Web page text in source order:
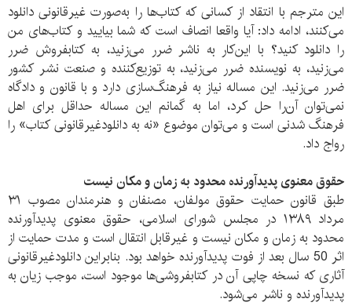
این مترجم با انتقاد از کسانی که کتاب‌ها را به‌صورت غیرقانونی دانلود
می‌کنند، ادامه داد: آیا واقعا انصاف است که شما بیایید و کتاب‌های من
را دانلود کنید؟ با این‌کار به ناشر ضرر می‌زنید، به کتابفروش ضرر
می‌زنید، به نویسنده ضرر می‌زنید، به توزیع‌کننده و صنعت نشر کشور
ضرر می‌زنید. این مساله نیاز به فرهنگ‌سازی دارد و با قانون و دادگاه
نمی‌توان آن‌را حل کرد، اما به گمانم این مساله حداقل برای اهل
فرهنگ شدنی است و می‌توان موضوع «نه به دانلودغیرقانونی کتاب» را
رواج داد.
حقوق معنوی پدیدآورنده محدود به زمان و مکان نیست
طبق قانون حمایت حقوق مولفان، مصنفان و هنرمندان مصوب ۳۱
مرداد ۱۳۸۹ در مجلس شورای اسلامی، حقوق معنوی پدیدآورنده
محدود به زمان و مکان نیست و غیرقابل انتقال است و مدت حمایت از
اثر 50 سال بعد از فوت پدیدآورنده خواهد بود. بنابراین دانلودغیرقانونی
آثاری که نسخه چاپی آن در کتابفروشی‌ها موجود است، موجب زیان به
پدیدآورنده و ناشر می‌شود.